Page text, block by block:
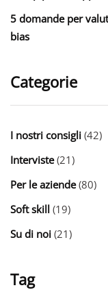
5 domande per
bias
Categorie
I nostri consigli (42)
Interviste(21)
Per le aziende(80)
Soft skill (19)
Su di noi (21)
Tag